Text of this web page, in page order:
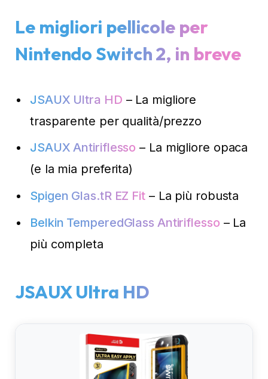
Le migliori pellicole per
Nintendo Switch 2, in breve
JSAUX Ultra HD – La migliore
trasparente per qualità/prezzo
JSAUX Antiriflesso – La migliore opaca
(e la mia preferita)
Spigen Glas.tR EZ Fit– La più robusta
Belkin TemperedGlass Antiriflesso – La
più completa
JSAUX Ultra HD